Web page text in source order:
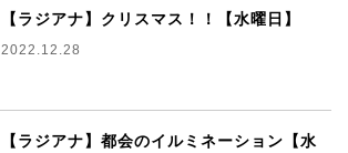
【ラジアナ】クリスマス！！【水曜日】
2022.12.28
【ラジアナ】都会のイルミネーション【水